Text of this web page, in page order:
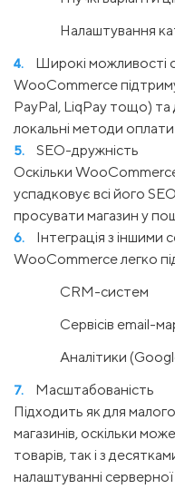
Налаштування
Широкі можливості
WooCommerce
PayPal, LiqPay тощо) та
локальні методи
SEO-дружність
Оскільки
успадковує всі його
просувати магазин у
Інтеграція з іншими
WooCommerce легко
CRM-систем
Сервісів email-
Аналітики
Масштабованість
Підходить як для малого
магазинів, оскільки
товарів, так і з
налаштуванні